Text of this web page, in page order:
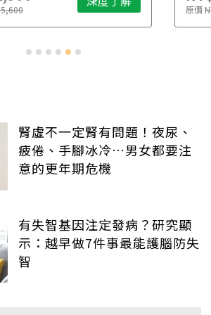
原價
腎虛不一定腎有問題！夜尿、
疲倦、手腳冰冷…男女都要注
意的更年期危機
有失智基因注定發病？研究顯
示：越早做7件事最能護腦防失
智